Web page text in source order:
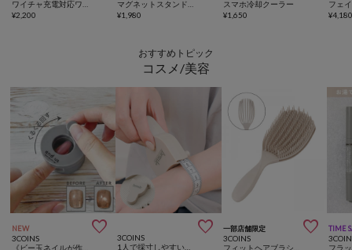
¥2,200
¥1,980
スマホ冷却クーラー
¥1,650 ¥
おすすめトピック
コスメ/美容
NEW 
3COINS

3COINS
一部店舗限定 
3COINS
TIME